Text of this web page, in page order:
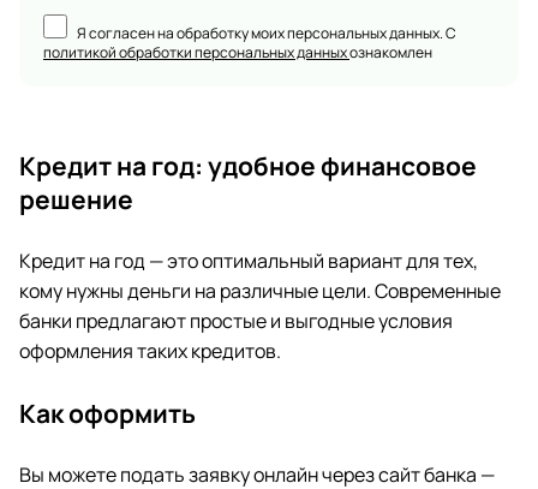
Я согласен на обработку моих персональных данных. С
политикой обработки персональных данныхознакомлен
Кредит на год: удобное финансовое
решение
Кредит на год — это оптимальный вариант для тех,
кому нужны деньги на различные цели. Современные
банки предлагают простые и выгодные условия
оформления таких кредитов.
Как оформить
Вы можете подать заявку онлайн через сайт банка —